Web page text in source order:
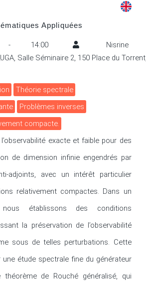
Appliquées
- 14:00
Nisrine
Salle Séminaire 2, 150 Place du
Théorie spectrale
Problèmes inverses
compacte.
exacte et faible pour des
de dimension infinie engendrés par
adjoints, avec un intérêt particulier
relativement compactes. Dans un
établissons des conditions
la préservation de l’observabilité
sous de telles perturbations. Cette
une étude spectrale fine du générateur
de Rouché généralisé, qui